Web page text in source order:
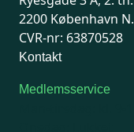
2200 København N.
CVR-nr: 63870528
Kontakt
Medlemsservice